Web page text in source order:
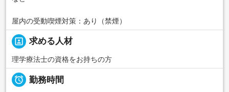
屋内の受動喫煙対策：あり（禁煙）
portrait 求める人材
理学療法士の資格をお持ちの方
 勤務時間